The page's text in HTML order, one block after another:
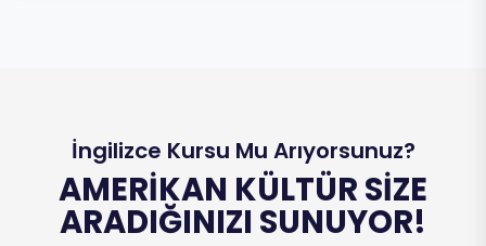
İngilizce Kursu Mu Arıyorsunuz?
AMERIKAN KÜLTÜR SIZE
ARADIĞINIZI SUNUYOR!